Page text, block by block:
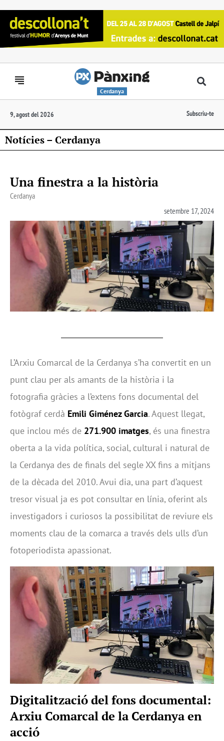
Cerdanya
9, agost del 2026 Subscriu-te
Notícies – Cerdanya
Una finestra a la història
Cerdanya
setembre 17, 2024
L’Arxiu Comarcal de la Cerdanya s’ha convertit en un
punt clau per als amants de la història i la
fotografia gràcies a l’extens fons documental del
fotògraf cerdà Emili Giménez Garcia. Aquest llegat,
que inclou més de 271.900 imatges, és una finestra
oberta a la vida política, social, cultural i natural de
la Cerdanya des de finals del segle XX fins a mitjans
de la dècada del 2010. Avui dia, una part d’aquest
tresor visual ja es pot consultar en línia, oferint als
investigadors i curiosos la possibilitat de reviure els
moments clau de la comarca a través dels ulls d’un
fotoperiodista apassionat.
Digitalització del fons documental:
Arxiu Comarcal de la Cerdanya en
acció